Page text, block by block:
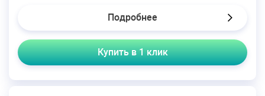
Подробнее
Купить в 1 клик